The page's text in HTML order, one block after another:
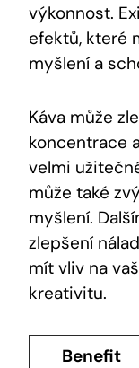
výkonnost.
efektů, které
myšlení a
Káva může
koncentrace
velmi
může⁤ také
myšlení.
zlepšení
mít vliv na⁣
kreativitu.
Benefit